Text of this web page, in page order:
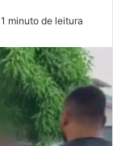
1 minuto de leitura